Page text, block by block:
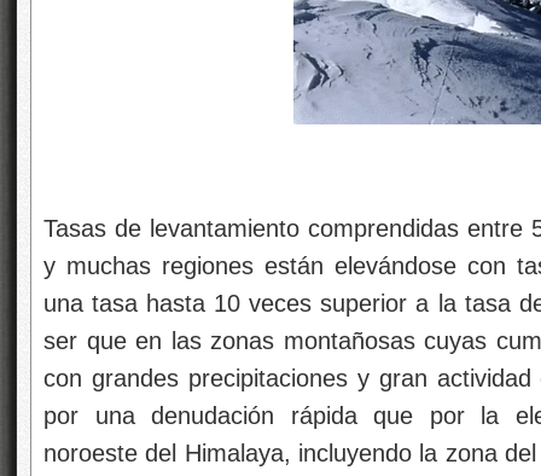
Tasas de levantamiento comprendidas
y muchas regiones están elevándose con
una tasa hasta 10 veces superior a la tasa
ser que en las zonas montañosas cuyas
con grandes precipitaciones y gran
por una denudación rápida que por la
noroeste del Himalaya, incluyendo la zona